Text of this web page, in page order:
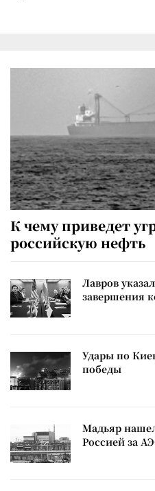
К чему приведет
российскую нефть
Лавров
завершения
Удары по
победы
Мадьяр
Россией за